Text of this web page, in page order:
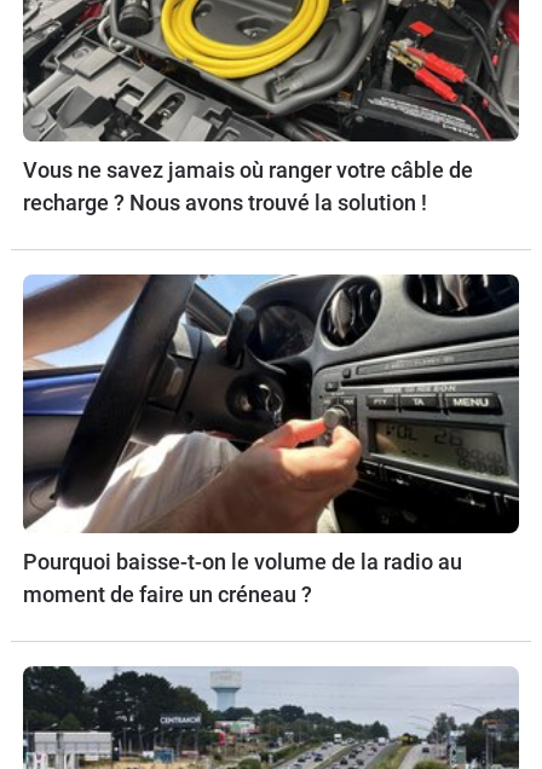
Vous ne savez jamais où ranger votre câble de
recharge ? Nous avons trouvé la solution !
Pourquoi baisse-t-on le volume de la radio au
moment de faire un créneau ?